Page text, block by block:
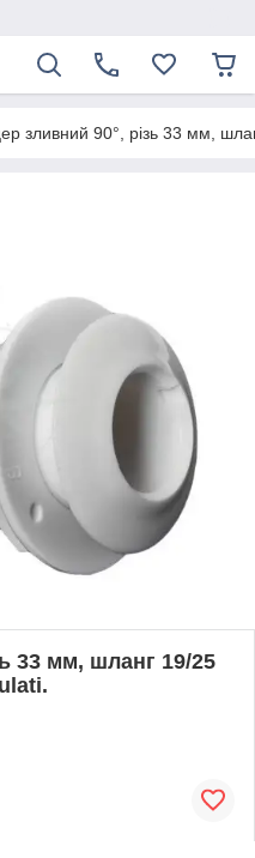
зливний 90°, різь 33 мм,
33 мм, шланг 19/25